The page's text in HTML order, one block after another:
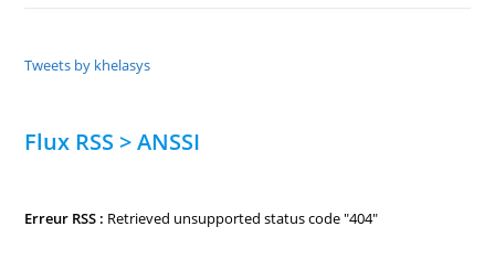
Tweets by khelasys
Flux RSS > ANSSI
Erreur RSS : Retrieved unsupported status code "404"